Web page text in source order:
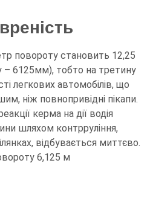
повороту становить 12,25
– 6125мм), тобто на третину
легкових автомобілів, що
ніж повнопривідні пікапи.
керма на дії водія
шляхом контрруління,
відбувається миттєво.
6,125 м